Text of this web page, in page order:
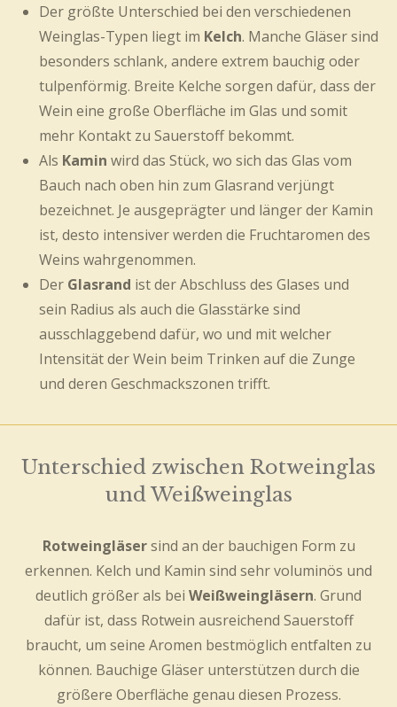
Der größte Unterschied bei den verschiedenen
Weinglas-Typen liegt im Kelch. Manche Gläser sind
besonders schlank, andere extrem bauchig oder
tulpenförmig. Breite Kelche sorgen dafür, dass der
Wein eine große Oberfläche im Glas und somit
mehr Kontakt zu Sauerstoff bekommt.
Als Kamin wird das Stück, wo sich das Glas vom
Bauch nach oben hin zum Glasrand verjüngt
bezeichnet. Je ausgeprägter und länger der Kamin
ist, desto intensiver werden die Fruchtaromen des
Weins wahrgenommen.
Der Glasrand ist der Abschluss des Glases und
sein Radius als auch die Glasstärke sind
ausschlaggebend dafür, wo und mit welcher
Intensität der Wein beim Trinken auf die Zunge
und deren Geschmackszonen trifft.
Unterschied zwischen Rotweinglas
und Weißweinglas
Rotweingläsersind an der bauchigen Form zu
erkennen. Kelch und Kamin sind sehr voluminös und
deutlich größer als bei Weißweingläsern. Grund
dafür ist, dass Rotwein ausreichend Sauerstoff
braucht, um seine Aromen bestmöglich entfalten zu
können. Bauchige Gläser unterstützen durch die
größere Oberfläche genau diesen Prozess.